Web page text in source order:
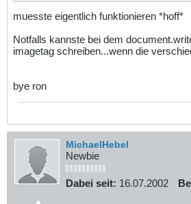
muesste eigentlich funktionieren *hoff*
Notfalls kannste bei dem
imagetag schreiben...wenn die
bye ron
MichaelHebel
Newbie
Dabei seit: 16.07.2002